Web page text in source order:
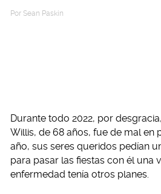
Por Sean Paskin
Durante todo 2022, por
Willis, de 68 años, fue de mal en
año, sus seres queridos pedían
para pasar las fiestas con él una
enfermedad tenía otros planes.